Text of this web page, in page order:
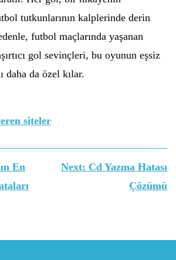
tutkunlarının kalplerinde derin
futbol maçlarında yaşanan
gol sevinçleri, bu oyunun eşsiz
daha da özel kılar.
siteler
En
Next: Cd Yazma Hatası
Çözümü